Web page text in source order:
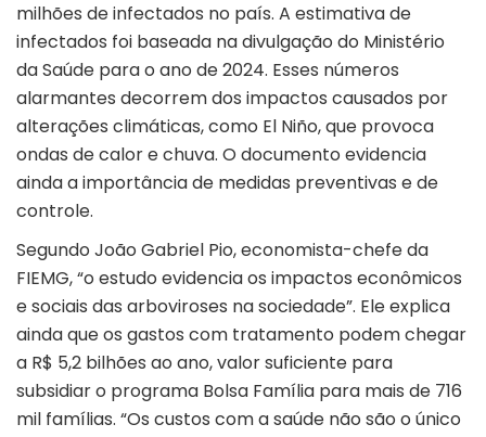
milhões de infectados no país. A estimativa de
infectados foi baseada na divulgação do Ministério
da Saúde para o ano de 2024. Esses números
alarmantes decorrem dos impactos causados por
alterações climáticas, como El Niño, que provoca
ondas de calor e chuva. O documento evidencia
ainda a importância de medidas preventivas e de
controle.
Segundo João Gabriel Pio, economista-chefe da
FIEMG, “o estudo evidencia os impactos econômicos
e sociais das arboviroses na sociedade”. Ele explica
ainda que os gastos com tratamento podem chegar
a R$ 5,2 bilhões ao ano, valor suficiente para
subsidiar o programa Bolsa Família para mais de 716
mil famílias. “Os custos com a saúde não são o único